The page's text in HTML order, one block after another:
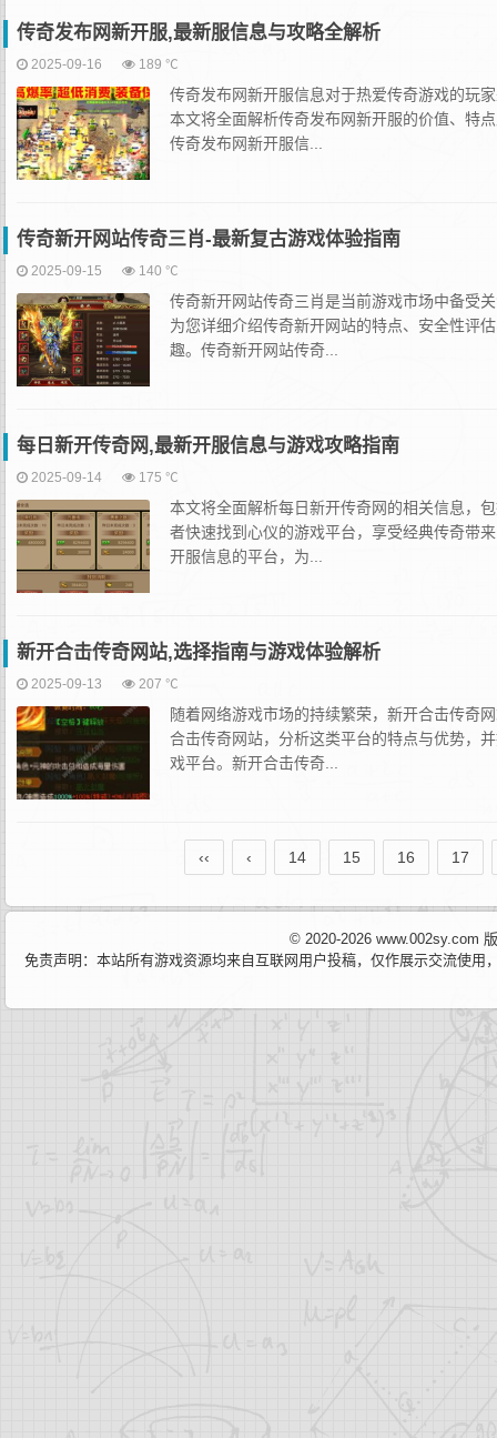
传奇发布网新开服,最新服信息与攻略全解析
2025-09-16 189 ℃
传奇发布网新开服信息对于热爱传奇游戏的玩
本文将全面解析传奇发布网新开服的价值、特
传奇发布网新开服信...
传奇新开网站传奇三肖-最新复古游戏体验指南
2025-09-15 140 ℃
传奇新开网站传奇三肖是当前游戏市场中备受
为您详细介绍传奇新开网站的特点、安全性评
趣。传奇新开网站传奇...
每日新开传奇网,最新开服信息与游戏攻略指南
2025-09-14 175 ℃
本文将全面解析每日新开传奇网的相关信息，
者快速找到心仪的游戏平台，享受经典传奇带
开服信息的平台，为...
新开合击传奇网站,选择指南与游戏体验解析
2025-09-13 207 ℃
随着网络游戏市场的持续繁荣，新开合击传奇
合击传奇网站，分析这类平台的特点与优势，
戏平台。新开合击传奇...
‹‹ ‹ 14 15 16 17
© 2020-2026 www.002sy.com
免责声明：本站所有游戏资源均来自互联网用户投稿，仅作展示交流使